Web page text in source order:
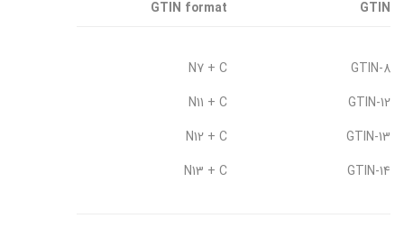
GTIN
GTIN format
GTIN-8
GTIN-12
GTIN-13
GTIN-14
N7 + C
N11 + C
N12 + C
N13 + C